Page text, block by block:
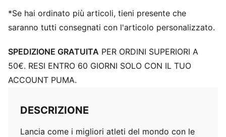
*Se hai ordinato più articoli, tieni presente che
saranno tutti consegnati con l'articolo personalizzato.
SPEDIZIONE GRATUITA PER ORDINI SUPERIORI A
50€. RESI ENTRO 60 GIORNI SOLO CON IL TUO
ACCOUNT PUMA.
DESCRIZIONE
Lancia come i migliori atleti del mondo con le